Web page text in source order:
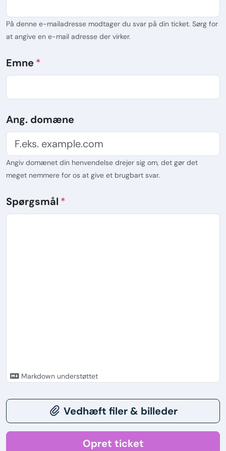
På denne e-mailadresse modtager du svar på din ticket. Sørg for
at angive en e-mail adresse der virker.
Emne
Ang. domæne
Angiv domænet din henvendelse drejer sig om, det gør det
meget nemmere for os at give et brugbart svar.
Spørgsmål
Markdown understøttet
Vedhæft filer & billeder
Opret ticket